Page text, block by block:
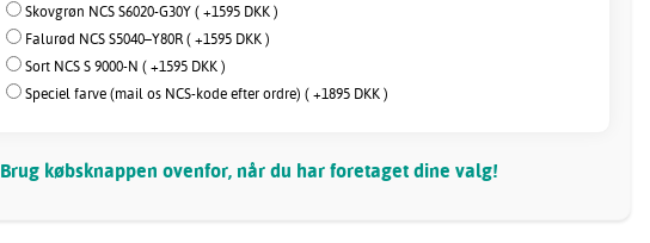
Skovgrøn NCS S6020-G30Y ( +1595 DKK )
Falurød NCS S5040–Y80R ( +1595 DKK )
Sort NCS S 9000-N ( +1595 DKK )
Speciel farve (mail os NCS-kode efter ordre) ( +1895 DKK )
Brug købsknappen ovenfor, når du har foretaget dine valg!